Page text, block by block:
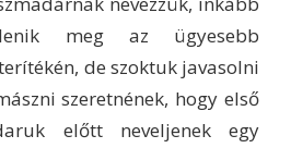
meg az ügyesebb
de szoktuk javasolni
szeretnének, hogy első
előtt neveljenek egy